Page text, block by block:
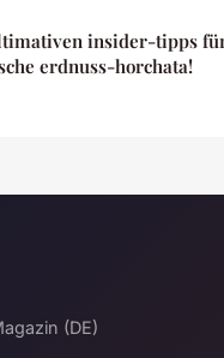
insider-tipps
erdnuss-horchata!
(DE)